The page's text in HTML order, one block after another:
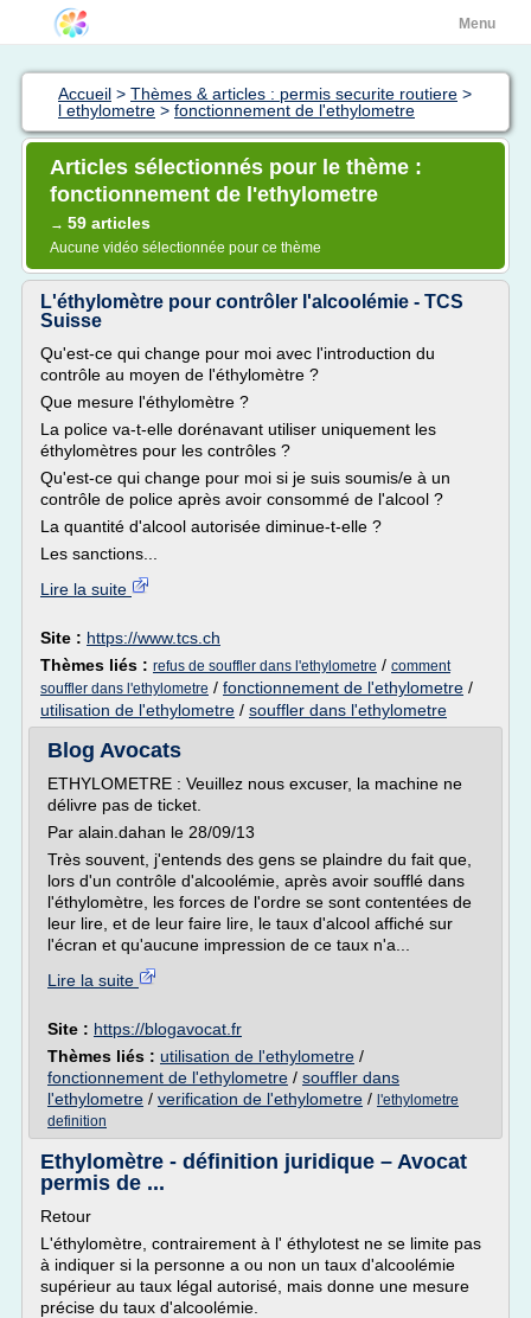
Menu
Accueil > Thèmes & articles : permis securite routiere >
l ethylometre > fonctionnement de l'ethylometre
Articles sélectionnés pour le thème :
fonctionnement de l'ethylometre
→ 59 articles
Aucune vidéo sélectionnée pour ce thème
L'éthylomètre pour contrôler l'alcoolémie - TCS
Suisse
Qu'est-ce qui change pour moi avec l'introduction du
contrôle au moyen de l'éthylomètre ?
Que mesure l'éthylomètre ?
La police va-t-elle dorénavant utiliser uniquement les
éthylomètres pour les contrôles ?
Qu'est-ce qui change pour moi si je suis soumis/e à un
contrôle de police après avoir consommé de l'alcool ?
La quantité d'alcool autorisée diminue-t-elle ?
Les sanctions...
Lire la suite
Site : https://www.tcs.ch
Thèmes liés : refus de souffler dans l'ethylometre / comment
souffler dans l'ethylometre / fonctionnement de l'ethylometre /
utilisation de l'ethylometre / souffler dans l'ethylometre
Blog Avocats
ETHYLOMETRE : Veuillez nous excuser, la machine ne
délivre pas de ticket.
Par alain.dahan le 28/09/13
Très souvent, j'entends des gens se plaindre du fait que,
lors d'un contrôle d'alcoolémie, après avoir soufflé dans
l'éthylomètre, les forces de l'ordre se sont contentées de
leur lire, et de leur faire lire, le taux d'alcool affiché sur
l'écran et qu'aucune impression de ce taux n'a...
Lire la suite
Site : https://blogavocat.fr
Thèmes liés : utilisation de l'ethylometre /
fonctionnement de l'ethylometre / souffler dans
l'ethylometre / verification de l'ethylometre / l'ethylometre
definition
Ethylomètre - définition juridique – Avocat
permis de ...
Retour
L'éthylomètre, contrairement à l' éthylotest ne se limite pas
à indiquer si la personne a ou non un taux d'alcoolémie
supérieur au taux légal autorisé, mais donne une mesure
précise du taux d'alcoolémie.